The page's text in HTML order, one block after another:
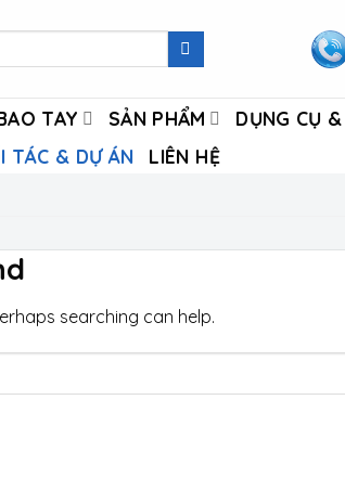
TAY SẢN PHẨM DỤNG CỤ
TÁC & DỰ ÁN
LIÊN HỆ
searching can help.